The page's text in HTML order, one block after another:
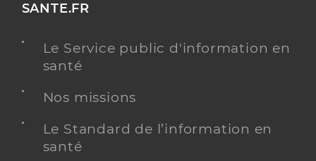
SANTE.FR
Le Service public d'information en
santé
Nos missions
Le Standard de l’information en
santé